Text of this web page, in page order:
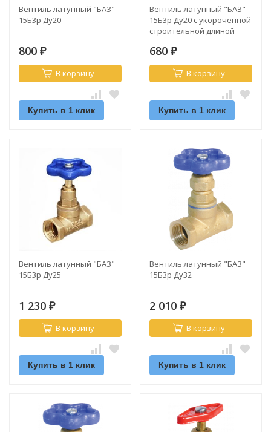
Вентиль латунный "БАЗ"
15Б3р Ду20
800 ₽
В корзину
Купить в 1 клик
Вентиль латунный "БАЗ"
15Б3р Ду20 с укороченной
строительной длиной
680 ₽
В корзину
Купить в 1 клик
Вентиль латунный "БАЗ"
15Б3р Ду25
1 230 ₽
В корзину
Купить в 1 клик
Вентиль латунный "БАЗ"
15Б3р Ду32
2 010 ₽
В корзину
Купить в 1 клик